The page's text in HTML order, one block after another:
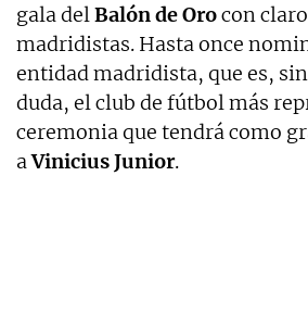
gala delBalón de Orocon
madridistas. Hasta once
entidad madridista, que es,
duda, el club de fútbol más
ceremonia que tendrá como
aVinicius Junior.